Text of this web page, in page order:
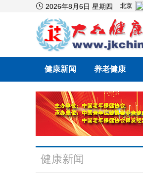
 2026年8月6日 星期四
健康新闻 养老健康
健康新闻